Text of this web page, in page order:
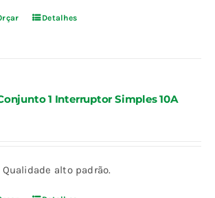
Detalhes
1 Interruptor Simples 10A
Qualidade alto padrão.